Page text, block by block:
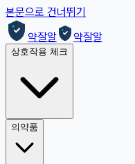
본문으로 건너뛰기
약잘알
약잘알
상호작용 체크
의약품